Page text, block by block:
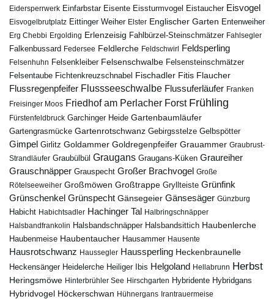
Eidersperrwerk Einfarbstar Eisente Eissturmvogel Eistaucher Eisvogel
Eisvogelbrutplatz Eittinger Weiher Elster Englischer Garten Entenweiher
Erg Chebbi Ergolding Erlenzeisig Fahlbürzel-Steinschmätzer Fahlsegler
Falkenbussard Federsee Feldlerche Feldschwirl Feldsperling
Felsenhuhn Felsenkleiber Felsenschwalbe Felsensteinschmätzer
Felsentaube Fichtenkreuzschnabel Fischadler Fitis Flaucher
Flussregenpfeifer Flussseeschwalbe Flussuferläufer Franken
Freisinger Moos Friedhof am Perlacher Forst Frühling
Fürstenfeldbruck Garchinger Heide Gartenbaumläufer
Gartengrasmücke Gartenrotschwanz Gebirgsstelze Gelbspötter
Gimpel Girlitz Goldammer Goldregenpfeifer Grauammer Graubrust-
Strandläufer Graubülbül Graugans Graugans-Küken Graureiher
Grauschnäpper Grauspecht Großer Brachvogel Große
Rötelseeweiher Großmöwen Großtrappe Gryllteiste Grünfink
Grünschenkel Grünspecht Gänsegeier Gänsesäger Günzburg
Habicht Habichtsadler Hachinger Tal Halbringschnäpper
Halsbandfrankolin Halsbandschnäpper Halsbandsittich Haubenlerche
Haubenmeise Haubentaucher Hausammer Hausente
Hausrotschwanz Haussegler Haussperling Heckenbraunelle
Heckensänger Heidelerche Heiliger Ibis Helgoland Hellabrunn Herbst
Heringsmöwe Hinterbrühler See Hirschgarten Hybridente Hybridgans
Hybridvogel Höckerschwan Hühnergans Irantrauermeise